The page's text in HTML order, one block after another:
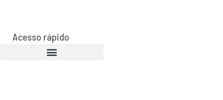
Acesso rápido